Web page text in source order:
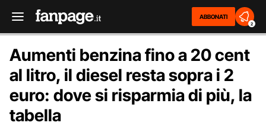
ABBONATI
2
Aumenti benzina fino a 20 cent
al litro, il diesel resta sopra i 2
euro: dove si risparmia di più, la
tabella